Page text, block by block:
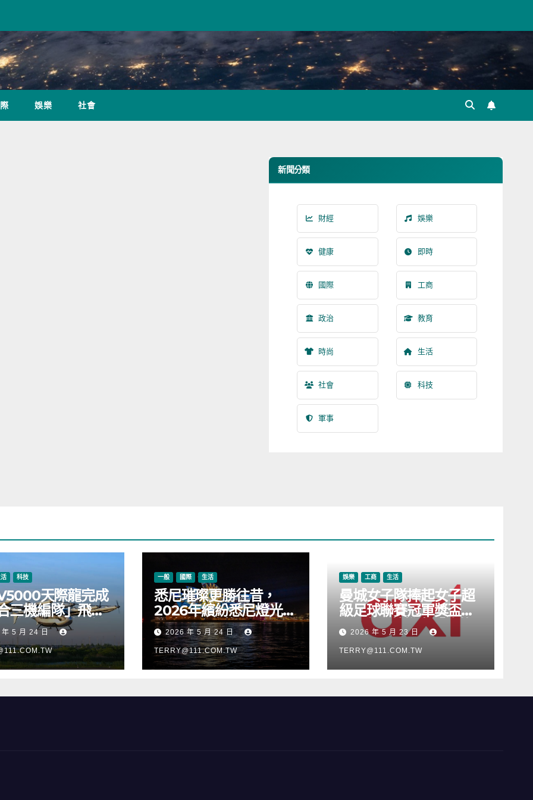
娛樂 社會
新聞分類
財經 娛樂
健康 即時
國際 工商
政治 教育
時尚 生活
社會 科技
軍事
科技
天際龍完成
三機編隊」飛
式進入適航取證
5 月 24 日
一般 國際 生活
悉尼璀璨更勝往昔，
2026年繽紛悉尼燈光音
樂節絢麗啟幕
2026 年 5 月 24 日
TERRY@111.COM.TW
娛樂 工商 生活
曼城女子隊捧起女子超
級足球聯賽冠軍獎盃，
Axi 亦順勢推出「我的
根源」宣傳活動
2026 年 5 月 23 日
TERRY@111.COM.TW